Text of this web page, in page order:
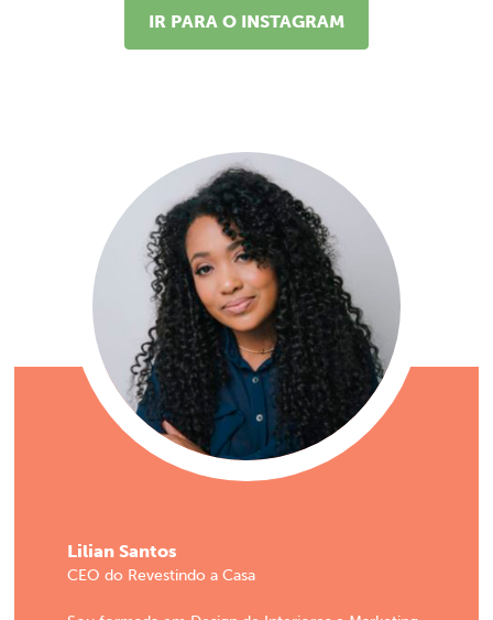
IR PARA O INSTAGRAM
Lilian Santos
CEO do Revestindo a Casa